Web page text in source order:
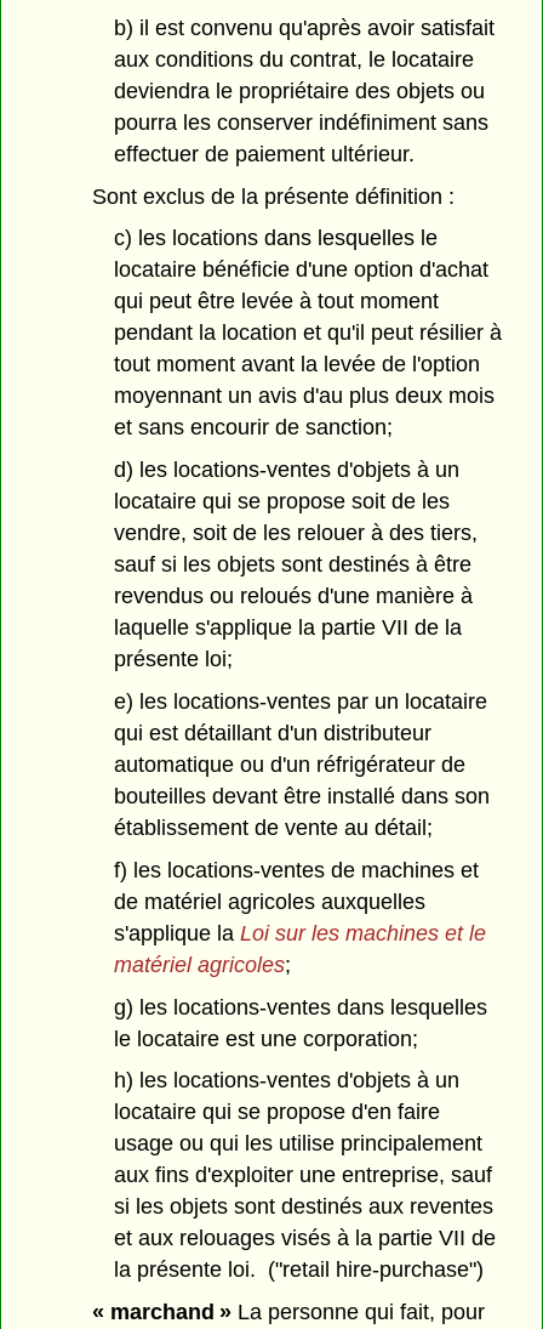
b) il est convenu qu'après avoir satisfait
aux conditions du contrat, le locataire
deviendra le propriétaire des objets ou
pourra les conserver indéfiniment sans
effectuer de paiement ultérieur.
Sont exclus de la présente définition :
c) les locations dans lesquelles le
locataire bénéficie d'une option d'achat
qui peut être levée à tout moment
pendant la location et qu'il peut résilier à
tout moment avant la levée de l'option
moyennant un avis d'au plus deux mois
et sans encourir de sanction;
d) les locations-ventes d'objets à un
locataire qui se propose soit de les
vendre, soit de les relouer à des tiers,
sauf si les objets sont destinés à être
revendus ou reloués d'une manière à
laquelle s'applique la partie VII de la
présente loi;
e) les locations-ventes par un locataire
qui est détaillant d'un distributeur
automatique ou d'un réfrigérateur de
bouteilles devant être installé dans son
établissement de vente au détail;
f) les locations-ventes de machines et
de matériel agricoles auxquelles
s'applique la Loi sur les machines et le
matériel agricoles;
g) les locations-ventes dans lesquelles
le locataire est une corporation;
h) les locations-ventes d'objets à un
locataire qui se propose d'en faire
usage ou qui les utilise principalement
aux fins d'exploiter une entreprise, sauf
si les objets sont destinés aux reventes
et aux relouages visés à la partie VII de
la présente loi. ("retail hire-purchase")
« marchand » La personne qui fait, pour